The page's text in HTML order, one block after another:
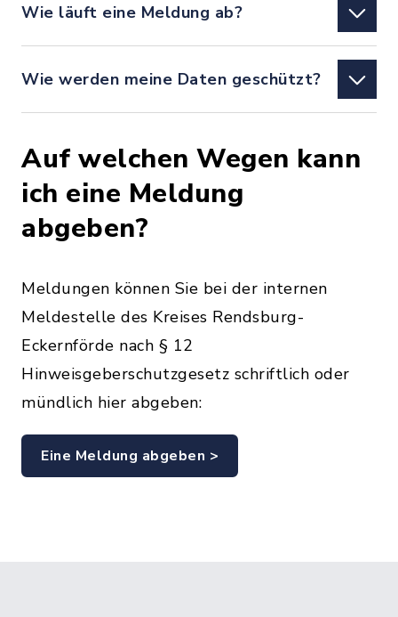
Wie läuft eine Meldung ab?
Wie werden meine Daten geschützt?
Auf welchen Wegen kann
ich eine Meldung
abgeben?
Meldungen können Sie bei der internen
Meldestelle des Kreises Rendsburg-
Eckernförde nach § 12
Hinweisgeberschutzgesetz schriftlich oder
mündlich hier abgeben:
Eine Meldung abgeben >